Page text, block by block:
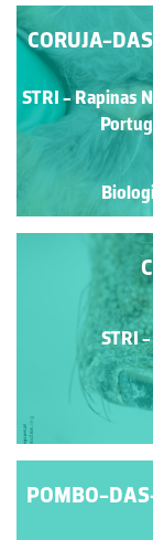
CORUJA-
TORRES
STRI - Rapinas
de
Biologia
CORUJA-
STRI - Rapinas
STRI
MOCHO-
POMBO-